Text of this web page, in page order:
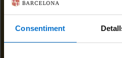
Consentiment